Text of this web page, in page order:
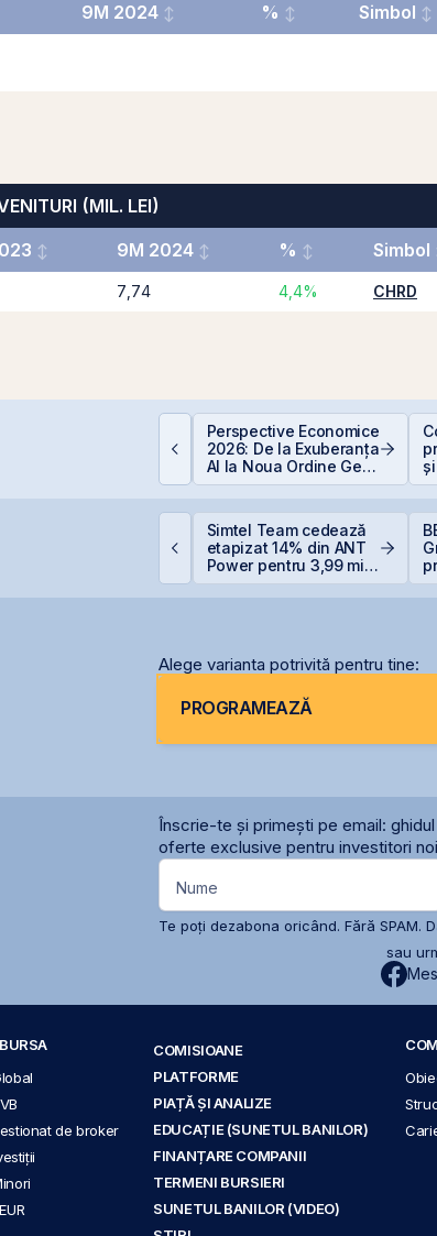
9M 2024 % Simbol
(MIL. LEI)
9M 2024 % Simbol
7,74 4,4% CHRD
Perspective Economice
2026: De la Exuberanța
AI la Noua Ordine Geo-
Economică
Simtel Team cedează
etapizat 14% din ANT
Power pentru 3,99 mil.
Alege varianta potrivită pentru tine:
PROGRAMEAZĂ
Înscrie-te și primești pe email:
oferte exclusive pentru investitori
Nume
Te poți dezabona oricând. Fără SPAM.
sau
de broker
COMISIOANE
PLATFORME
PIAȚĂ ȘI ANALIZE
EDUCAȚIE (SUNETUL BANILOR)
FINANȚARE COMPANII
TERMENI BURSIERI
SUNETUL BANILOR (VIDEO)